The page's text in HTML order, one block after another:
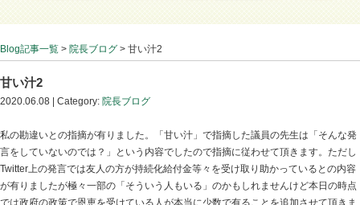
Blog記事一覧>院長ブログ> 甘い汁2